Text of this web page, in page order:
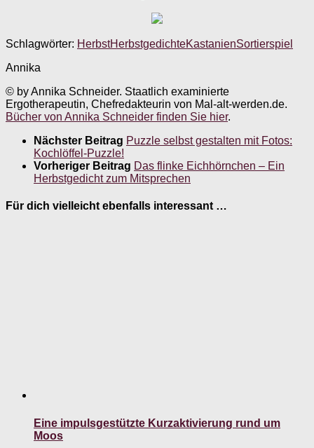
Schlagwörter: HerbstHerbstgedichteKastanienSortierspiel
Annika
© by Annika Schneider. Staatlich examinierte
Ergotherapeutin, Chefredakteurin von Mal-alt-werden.de.
Bücher von Annika Schneider finden Sie hier.
Nächster Beitrag Puzzle selbst gestalten mit Fotos:
Kochlöffel-Puzzle!
Vorheriger Beitrag Das flinke Eichhörnchen – Ein
Herbstgedicht zum Mitsprechen
Für dich vielleicht ebenfalls interessant …
Eine impulsgestützte Kurzaktivierung rund um
Moos